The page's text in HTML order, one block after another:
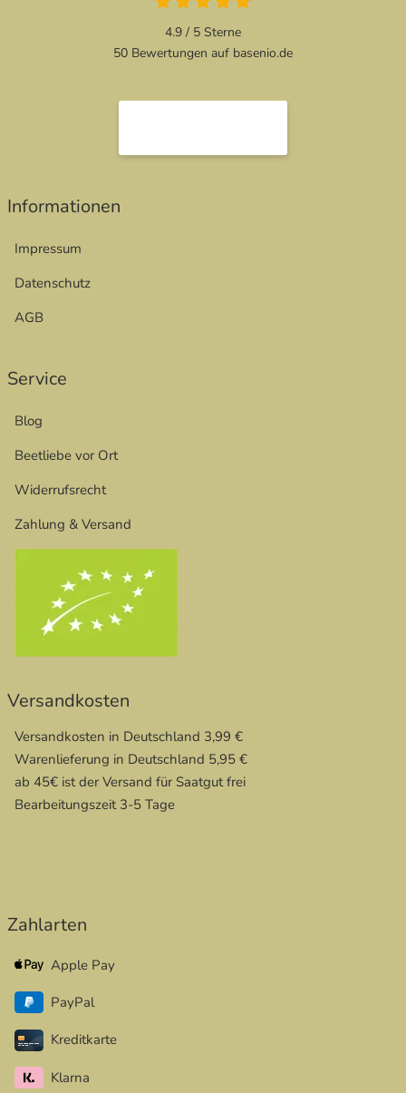
4.9 / 5 Sterne
50 Bewertungen auf basenio.de
öffnet in neuem Fenster
Informationen
Impressum
Datenschutz
AGB
Service
Blog
Beetliebe vor Ort
Widerrufsrecht
Zahlung & Versand
Versandkosten
Versandkosten in Deutschland 3,99 €
Warenlieferung in Deutschland 5,95 €
ab 45€ ist der Versand für Saatgut frei
Bearbeitungszeit 3-5 Tage
Zahlarten
Apple Pay
PayPal
Kreditkarte
Klarna